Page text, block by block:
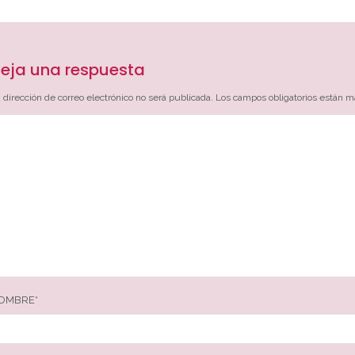
una respuesta
dirección de correo electrónico no será publicada. Los campos obligatorios están
*